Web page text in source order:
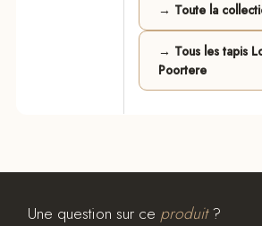
→ Toute la
→ Tous les tapis
Poortere
Une question sur ce produit?